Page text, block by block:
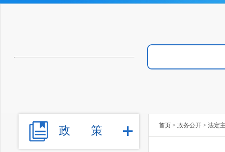
政 策 首页 > 政务公开 > 法定